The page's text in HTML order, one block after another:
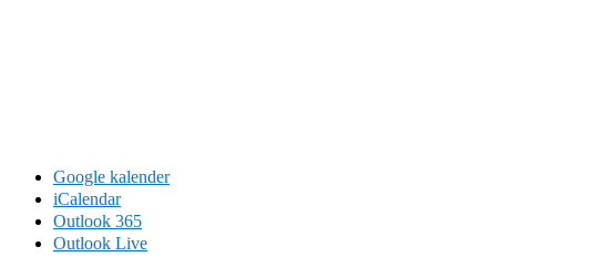
Google kalender
iCalendar
Outlook 365
Outlook Live